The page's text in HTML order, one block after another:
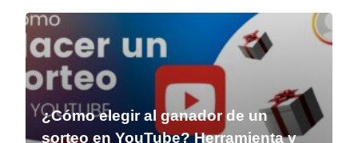
¿Cómo elegir al ganador de un
sorteo en YouTube? Herramienta y